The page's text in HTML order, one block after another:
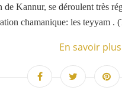
de Kannur, se déroulent très
chamanique: les teyyam .
En savoir plus